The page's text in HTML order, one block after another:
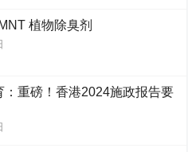
植物除臭剂
：重磅！香港2024施政报告要